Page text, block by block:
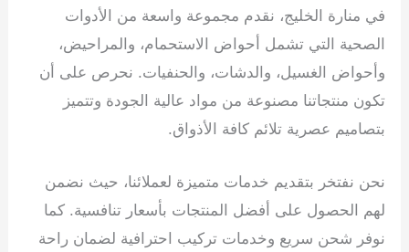
في منارة الخليج، نقدم مجموعة واسعة من الأدوات
الصحية التي تشمل أحواض الاستحمام، والمراحيض،
وأحواض الغسيل، والدشات، والحنفيات. نحرص على أن
تكون منتجاتنا مصنوعة من مواد عالية الجودة وتتميز
بتصاميم عصرية تلائم كافة الأذواق.
نحن نفتخر بتقديم خدمات متميزة لعملائنا، حيث نضمن
لهم الحصول على أفضل المنتجات بأسعار تنافسية. كما
نوفر شحن سريع وخدمات تركيب احترافية لضمان راحة